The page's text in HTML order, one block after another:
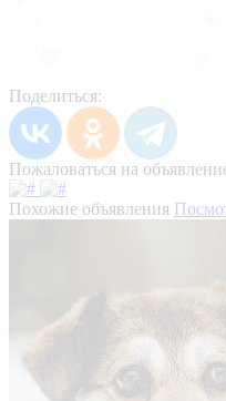
Поделиться:
Пожаловаться на
Похожие объявления